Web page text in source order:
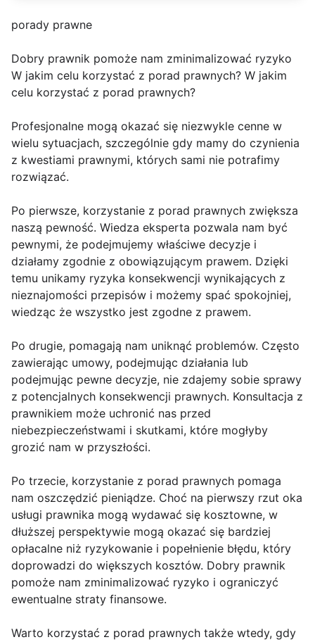
porady prawne
Dobry prawnik pomoże nam zminimalizować ryzyko
W jakim celu korzystać z porad prawnych? W jakim
celu korzystać z porad prawnych?
Profesjonalne mogą okazać się niezwykle cenne w
wielu sytuacjach, szczególnie gdy mamy do czynienia
z kwestiami prawnymi, których sami nie potrafimy
rozwiązać.
Po pierwsze, korzystanie z porad prawnych zwiększa
naszą pewność. Wiedza eksperta pozwala nam być
pewnymi, że podejmujemy właściwe decyzje i
działamy zgodnie z obowiązującym prawem. Dzięki
temu unikamy ryzyka konsekwencji wynikających z
nieznajomości przepisów i możemy spać spokojniej,
wiedząc że wszystko jest zgodne z prawem.
Po drugie, pomagają nam uniknąć problemów. Często
zawierając umowy, podejmując działania lub
podejmując pewne decyzje, nie zdajemy sobie sprawy
z potencjalnych konsekwencji prawnych. Konsultacja z
prawnikiem może uchronić nas przed
niebezpieczeństwami i skutkami, które mogłyby
grozić nam w przyszłości.
Po trzecie, korzystanie z porad prawnych pomaga
nam oszczędzić pieniądze. Choć na pierwszy rzut oka
usługi prawnika mogą wydawać się kosztowne, w
dłuższej perspektywie mogą okazać się bardziej
opłacalne niż ryzykowanie i popełnienie błędu, który
doprowadzi do większych kosztów. Dobry prawnik
pomoże nam zminimalizować ryzyko i ograniczyć
ewentualne straty finansowe.
Warto korzystać z porad prawnych także wtedy, gdy